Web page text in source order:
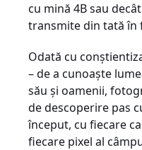
cu mină 4B sau
transmite din tată în
Odată cu
– de a cunoaşte
său şi oamenii,
de descoperire pas
început, cu fiecare
fiecare pixel al